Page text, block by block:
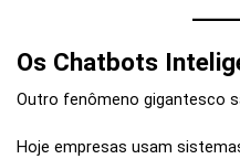
Os Chatbots
Outro fenômeno gigantesco
Hoje empresas usam